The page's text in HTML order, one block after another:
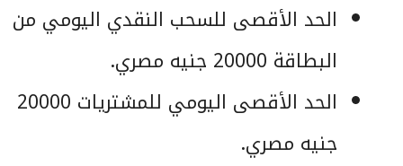
الحد الأقصى للسحب النقدي اليومي من
البطاقة 20000 جنيه مصري.
الحد الأقصى اليومي للمشتريات 20000
جنيه مصري.